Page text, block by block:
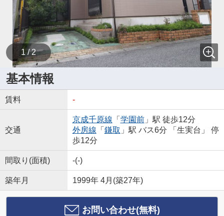
1 / 2
基本情報
賃料 -
交通
京成千原線 「 学園前」駅 徒歩12分
外房線 「 鎌取 」駅 バス6分 「生実台」 停
歩12分
間取り(面積) -(-)
築年月 1999年 4月(築27年)
お問い合わせ(無料)